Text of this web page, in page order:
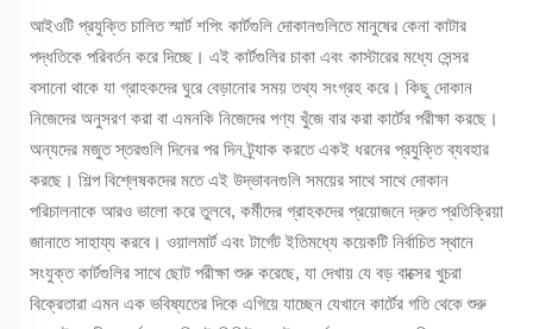
আইওটি প্রযুক্তি চালিত স্মার্ট শপিং কার্টগুলি দোকানগুলিতে মানুষের কেনা কাটার
পদ্ধতিকে পরিবর্তন করে দিচ্ছে। এই কার্টগুলির চাকা এবং কাস্টারের মধ্যে সেন্সর
বসানো থাকে যা গ্রাহকদের ঘুরে বেড়ানোর সময় তথ্য সংগ্রহ করে। কিছু দোকান
নিজেদের অনুসরণ করা বা এমনকি নিজেদের পণ্য খুঁজে বার করা কার্টের পরীক্ষা করছে।
অন্যদের মজুত স্তরগুলি দিনের পর দিন ট্র্যাক করতে একই ধরনের প্রযুক্তি ব্যবহার
করছে। শিল্প বিশ্লেষকদের মতে এই উদ্ভাবনগুলি সময়ের সাথে সাথে দোকান
পরিচালনাকে আরও ভালো করে তুলবে, কর্মীদের গ্রাহকদের প্রয়োজনে দ্রুত প্রতিক্রিয়া
জানাতে সাহায্য করবে। ওয়ালমার্ট এবং টার্গেট ইতিমধ্যে কয়েকটি নির্বাচিত স্থানে
সংযুক্ত কার্টগুলির সাথে ছোট পরীক্ষা শুরু করেছে, যা দেখায় যে বড় বাক্সের খুচরা
বিক্রেতারা এমন এক ভবিষ্যতের দিকে এগিয়ে যাচ্ছেন যেখানে কার্টের গতি থেকে শুরু